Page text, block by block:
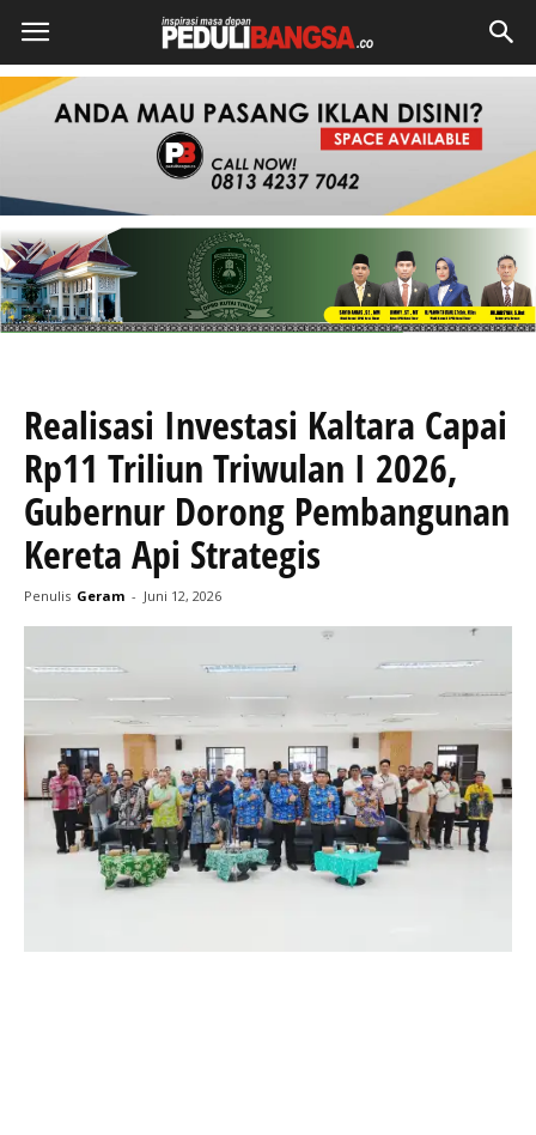
Realisasi Investasi Kaltara Capai
Rp11 Triliun Triwulan I 2026,
Gubernur Dorong Pembangunan
Kereta Api Strategis
Penulis Geram - Juni 12, 2026